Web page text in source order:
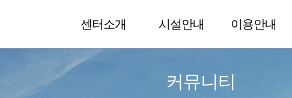
센터소개 시설안내 이용안내
커뮤니티